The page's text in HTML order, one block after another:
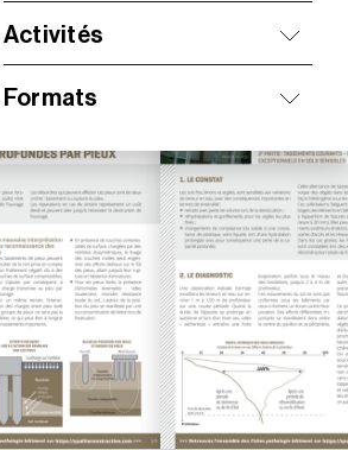
Activités
Formats
NOUVEAUTÉS